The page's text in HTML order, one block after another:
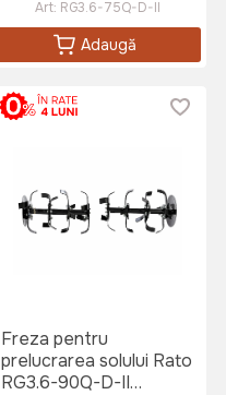
Art: RG3.6-75Q-D-II
Adaugă
Freza pentru
prelucrarea solului Rato
RG3.6-90Q-D-II